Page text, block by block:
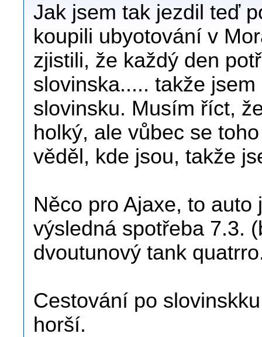
Jak jsem tak jezdil teď
koupili ubyotování v
zjistili, že každý den
slovinska..... takže
slovinsku. Musím říct,
holký, ale vůbec se
věděl, kde jsou, takže
Něco pro Ajaxe, to
výsledná spotřeba 7.3.
dvoutunový tank
Cestování po
horší.